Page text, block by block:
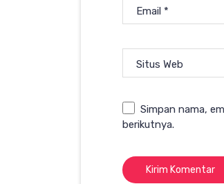
Email *
Situs Web
Simpan nama,
berikutnya.